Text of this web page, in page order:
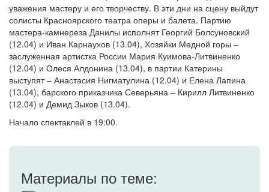
уважения мастеру и его творчеству. В эти дни на сцену выйдут
солисты Красноярского театра оперы и балета. Партию
мастера-камнереза Данилы исполнят Георгий Болсуновский
(12.04) и Иван Карнаухов (13.04), Хозяйки Медной горы –
заслуженная артистка России Мария Куимова-Литвиненко
(12.04) и Олеся Алдонина (13.04), в партии Катерины
выступят – Анастасия Нигматулина (12.04) и Елена Лапина
(13.04), барского приказчика Северьяна – Кирилл Литвиненко
(12.04) и Демид Зыков (13.04).
Начало спектаклей в 19:00.
Материалы по теме: